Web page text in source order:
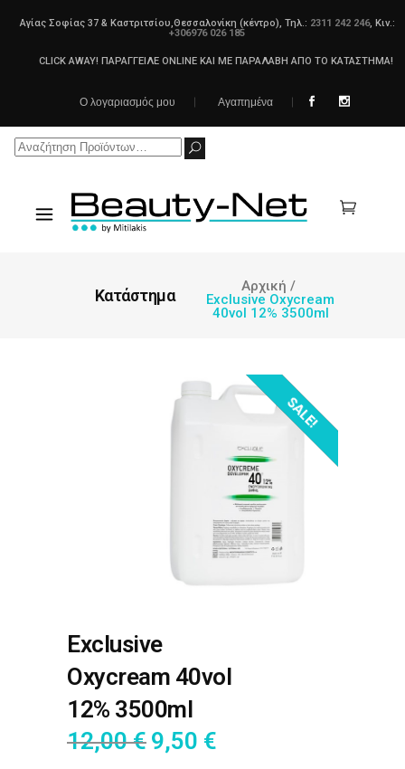
Αγίας Σοφίας 37 & Καστριτσίου,Θεσσαλονίκη (κέντρο), Τηλ.: 2311 242 246, Κιν.:
+306976 026 185
CLICK AWAY! ΠΑΡΑΓΓΕΙΛΕ ONLINE ΚΑΙ ΜΕ ΠΑΡΑΛΑΒΗ ΑΠΟ ΤΟ ΚΑΤΑΣΤΗΜΑ!
Ο λογαριασμός μου Αγαπημένα
Search
Κατάστημα Αρχική /
Exclusive Oxycream
40vol 12% 3500ml
OUT OF STOCK!
SALE!
Exclusive
Oxycream 40vol
12% 3500ml
12,00€ 9,50 €